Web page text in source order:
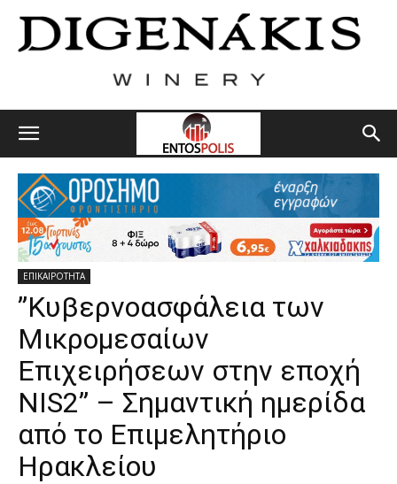
ΕΠΙΚΑΙΡΟΤΗΤΑ
”Κυβερνοασφάλεια των
Μικρομεσαίων
Επιχειρήσεων στην εποχή
NIS2” – Σημαντική ημερίδα
από το Επιμελητήριο
Ηρακλείου